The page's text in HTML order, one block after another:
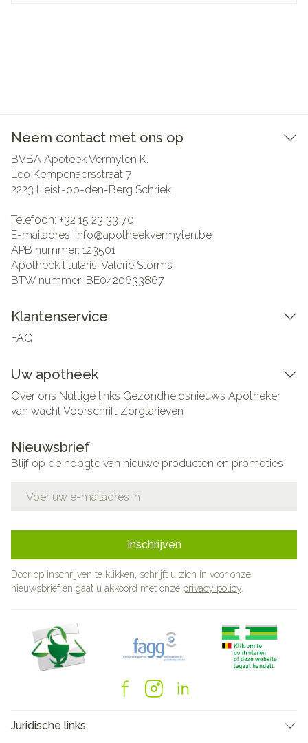
Neem contact met ons op
BVBA Apoteek Vermylen K.
Leo Kempenaersstraat 7
2223 Heist-op-den-Berg Schriek
Telefoon: +32 15 23 33 70
E-mailadres: info@apotheekvermylen.be
APB nummer: 123501
Apotheek titularis: Valerie Storms
BTW nummer: BE0420633867
Klantenservice
FAQ
Uw apotheek
Over ons Nuttige links Gezondheidsnieuws Apotheker
van wachtVoorschrift Zorgtarieven
Nieuwsbrief
Blijf op de hoogte van nieuwe producten en promoties
Inschrijven
Door op inschrijven te klikken, schrijft u zich in voor onze
nieuwsbrief en gaat u akkoord met onze privacy policy
Juridische links